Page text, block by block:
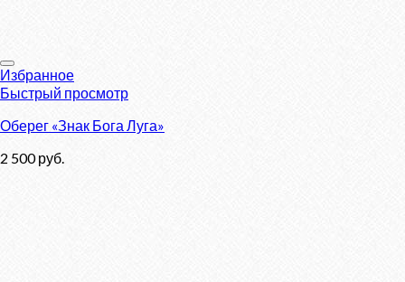
Избранное
Быстрый просмотр
Оберег «Знак Бога Луга»
2 500руб.